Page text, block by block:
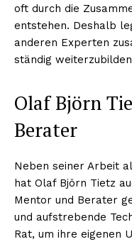
oft durch die
entstehen. Deshalb
anderen Experten
ständig
Olaf Björn
Berater
Neben seiner Arbeit
hat Olaf Björn Tietz
Mentor und Berater
und aufstrebende
Rat, um ihre eigenen